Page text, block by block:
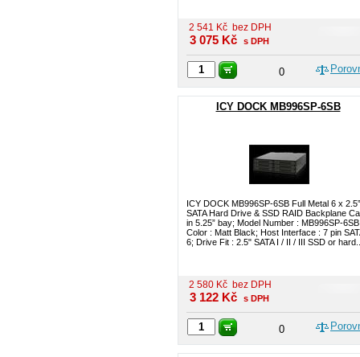
2 541 Kč bez DPH
3 075 Kč s DPH
0
ICY DOCK MB996SP-6SB
ICY DOCK MB996SP-6SB Full Metal 6 x 2.5”
SATA Hard Drive & SSD RAID Backplane
in 5.25” bay; Model Number : MB996SP-
Color : Matt Black; Host Interface : 7 pin
6; Drive Fit : 2.5" SATA I / II / III SSD or
2 580 Kč bez DPH
3 122 Kč s DPH
0